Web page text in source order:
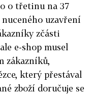
o třetinu na 37
uzavření
zčásti
e-shop musel
zákazníků,
který přestával
zboží doručuje se